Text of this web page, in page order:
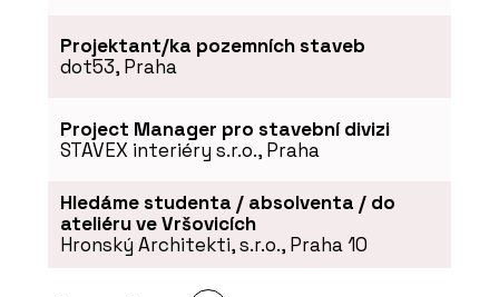
Projektant/ka pozemních staveb
dot53, Praha
Project Manager pro stavební divizi
STAVEX interiéry s.r.o., Praha
Hledáme studenta / absolventa / do
ateliéru ve Vršovicích
Hronský Architekti, s.r.o., Praha 10